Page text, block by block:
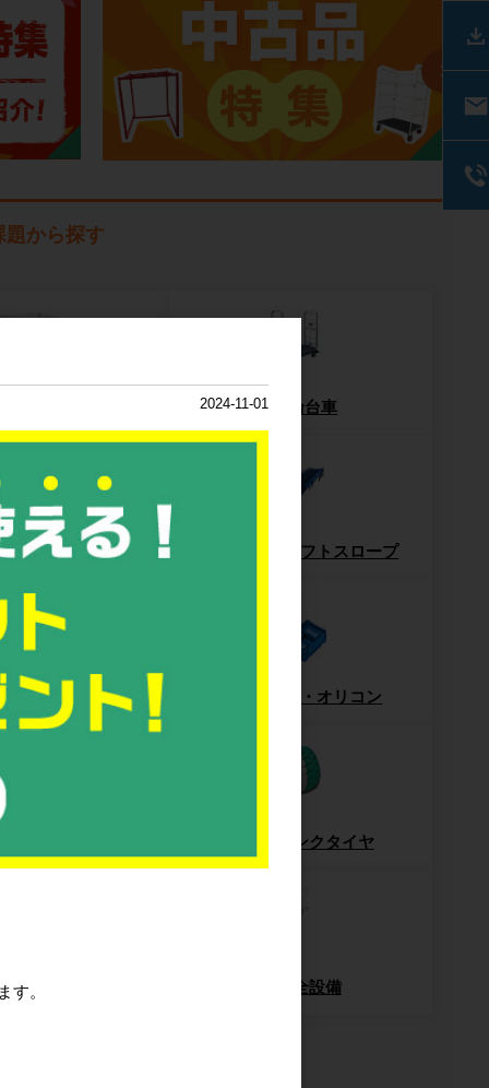
題から探す
6輪台車
パレット フォークリフトスロープ
・ハンドパレット コンテナ・オリコン
ノーパンクタイヤ
送用緩衝材 安全設備
2024-11-01
す。